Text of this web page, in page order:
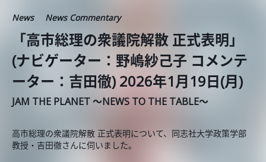
News News Commentary
「高市総理の衆議院解散 正式表明」
(ナビゲーター：野嶋紗己子 コメンテ
ーター：吉田徹) 2026年1月19日(月)
JAM THE PLANET ～NEWS TO THE TABLE～
高市総理の衆議院解散 正式表明について、同志社大学政策学部
教授・吉田徹さんに伺いました。